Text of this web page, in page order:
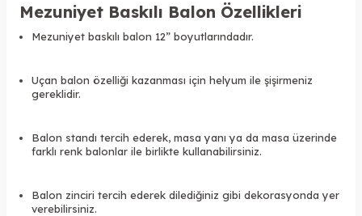
Mezuniyet Baskılı Balon Özellikleri
Mezuniyet baskılı balon 12” boyutlarındadır.
Uçan balon özelliği kazanması için helyum ile şişirmeniz
gereklidir.
Balon standı tercih ederek, masa yanı ya da masa üzerinde
farklı renk balonlar ile birlikte kullanabilirsiniz.
Balon zinciri tercih ederek dilediğiniz gibi dekorasyonda yer
verebilirsiniz.